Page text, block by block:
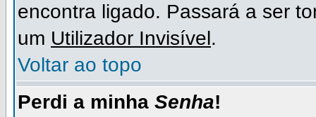
encontra ligado. Passará a ser
um Utilizador Invisível.
Voltar ao topo
Perdi a minha Senha!